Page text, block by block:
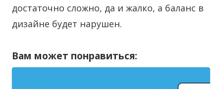
достаточно сложно, да и жалко, а баланс в
дизайне будет нарушен.
Вам может понравиться: